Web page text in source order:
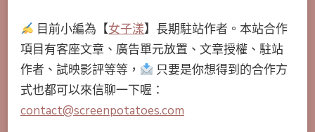
目前小編為【女子漾】長期駐站作者。本站合作
項目有客座文章、廣告單元放置、文章授權、駐站
作者、試映影評等等，
只要是你想得到的合作方
式也都可以來信聊一下喔：
contact@screenpotatoes.com